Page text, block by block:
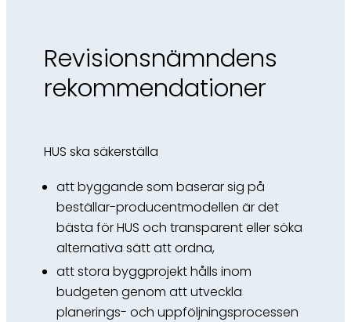
Revisionsnämndens
rekommendationer
HUS ska säkerställa
att byggande som baserar sig på
beställar-producentmodellen är det
bästa för HUS och transparent eller söka
alternativa sätt att ordna,
att stora byggprojekt hålls inom
budgeten genom att utveckla
planerings- och uppföljningsprocessen